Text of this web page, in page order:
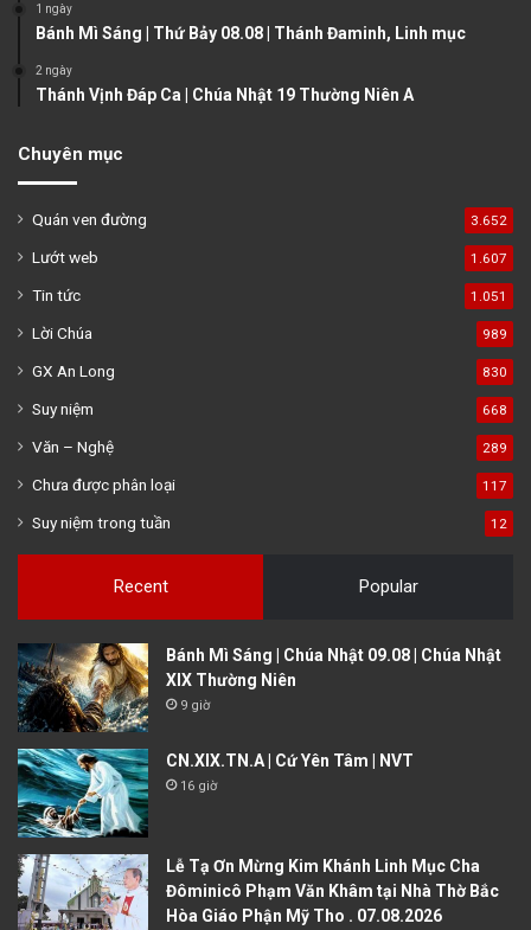
1 ngày
Bánh Mì Sáng | Thứ Bảy 08.08 | Thánh Đaminh, Linh mục
2 ngày
Thánh Vịnh Đáp Ca | Chúa Nhật 19 Thường Niên A
Chuyên mục
Quán ven đường 3.652
Lướt web 1.607
Tin tức 1.051
Lời Chúa 989
GX An Long 830
Suy niệm 668
Văn – Nghệ 289
Chưa được phân loại 117
Suy niệm trong tuần 12
Recent Popular
Bánh Mì Sáng | Chúa Nhật 09.08 | Chúa Nhật
XIX Thường Niên
9 giờ
CN.XIX.TN.A | Cứ Yên Tâm | NVT
16 giờ
Lễ Tạ Ơn Mừng Kim Khánh Linh Mục Cha
Đôminicô Phạm Văn Khâm tại Nhà Thờ Bắc
Hòa Giáo Phận Mỹ Tho . 07.08.2026